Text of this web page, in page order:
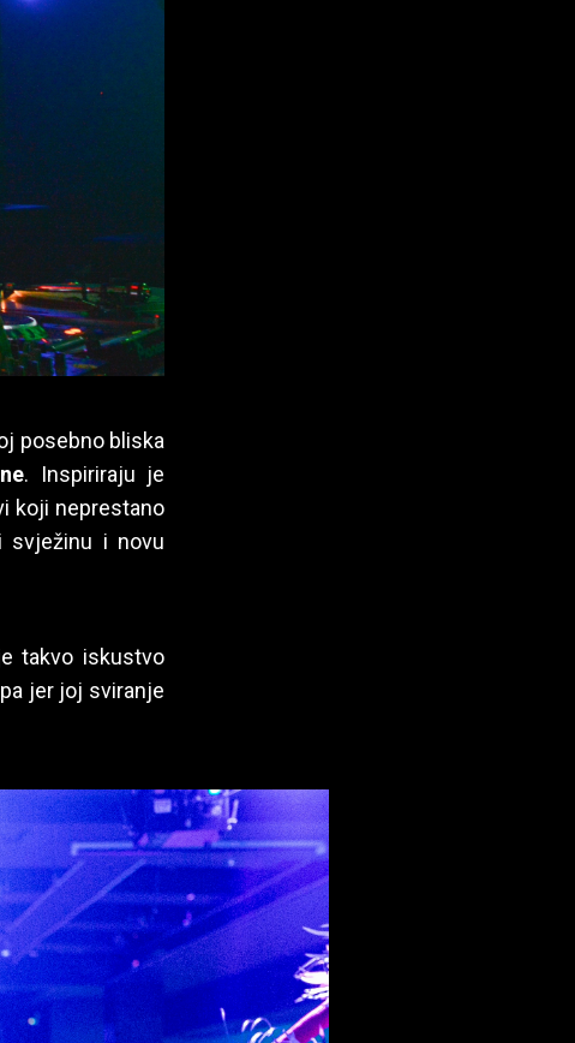
posebno bliska
. Inspiriraju je
koji neprestano
svježinu i novu
takvo iskustvo
jer joj sviranje